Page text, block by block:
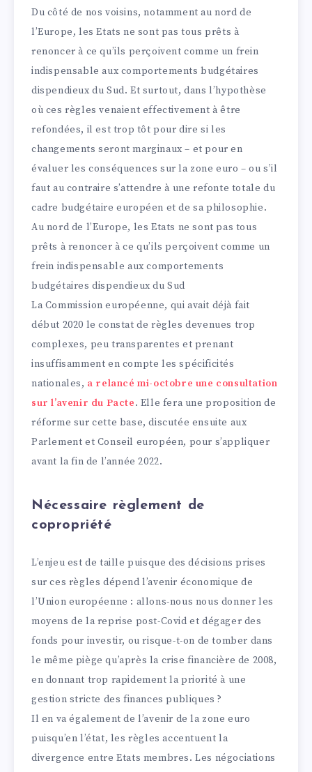
Du côté de nos voisins, notamment au nord de
l’Europe, les Etats ne sont pas tous prêts à
renoncer à ce qu’ils perçoivent comme un frein
indispensable aux comportements budgétaires
dispendieux du Sud. Et surtout, dans l’hypothèse
où ces règles venaient effectivement à être
refondées, il est trop tôt pour dire si les
changements seront marginaux – et pour en
évaluer les conséquences sur la zone euro – ou s’il
faut au contraire s’attendre à une refonte totale du
cadre budgétaire européen et de sa philosophie.
Au nord de l’Europe, les Etats ne sont pas tous
prêts à renoncer à ce qu’ils perçoivent comme un
frein indispensable aux comportements
budgétaires dispendieux du Sud
La Commission européenne, qui avait déjà fait
début 2020 le constat de règles devenues trop
complexes, peu transparentes et prenant
insuffisamment en compte les spécificités
nationales, a relancé mi-octobre une consultation
sur l’avenir du Pacte. Elle fera une proposition de
réforme sur cette base, discutée ensuite aux
Parlement et Conseil européen, pour s’appliquer
avant la fin de l’année 2022.
Nécessaire règlement de
copropriété
L’enjeu est de taille puisque des décisions prises
sur ces règles dépend l’avenir économique de
l’Union européenne : allons-nous nous donner les
moyens de la reprise post-Covid et dégager des
fonds pour investir, ou risque-t-on de tomber dans
le même piège qu’après la crise financière de 2008,
en donnant trop rapidement la priorité à une
gestion stricte des finances publiques ?
Il en va également de l’avenir de la zone euro
puisqu’en l’état, les règles accentuent la
divergence entre Etats membres. Les négociations